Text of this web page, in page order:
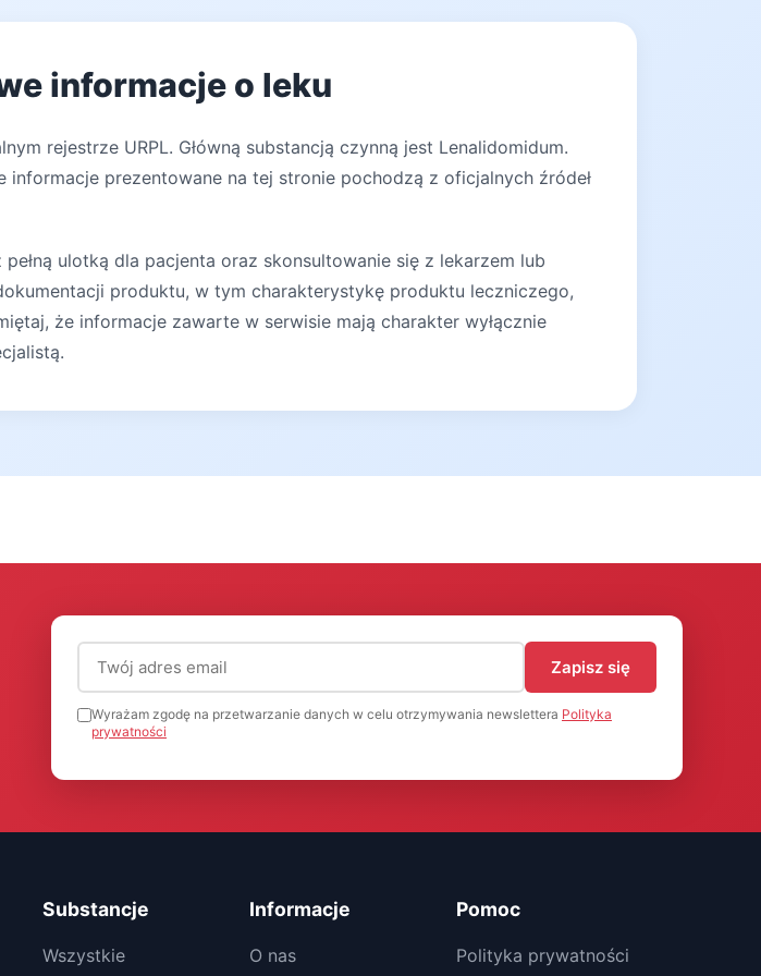
informacje o leku
rejestrze URPL. Główną substancją czynną jest Lenalidomidum.
prezentowane na tej stronie pochodzą z oficjalnych źródeł
ulotką dla pacjenta oraz skonsultowanie się z lekarzem lub
produktu, w tym charakterystykę produktu leczniczego,
że informacje zawarte w serwisie mają charakter wyłącznie
Adres email (wymagany)
Zapisz się
Wyrażam zgodę na przetwarzanie danych w celu otrzymywania newslettera Polityka
prywatności
Substancje
Wszystkie
Informacje
O nas
Pomoc
Polityka prywatności